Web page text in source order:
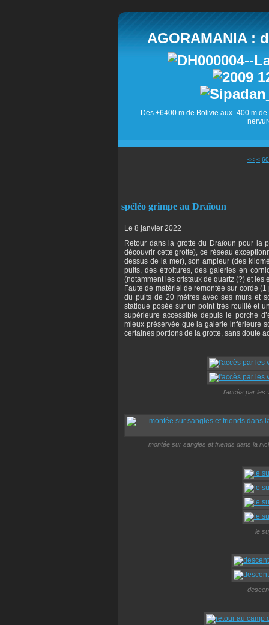
AGORAMANIA :
Des +6400 m de Bolivie aux -400 m
<< < 10
20
30
40
50
60
spéléo grimpe au Draïoun
Le 8 janvier 2022
Retour dans la grotte du Draïoun pour la
découvrir cette grotte), ce réseau
dessus de la mer), son ampleur (des
puits, des étroitures, des galeries en
(notamment les cristaux de quartz (?) et
Faute de matériel de remontée sur corde
du puits de 20 mètres avec ses murs et
statique posée sur un point très rouillé et
supérieure accessible depuis le porche
mieux préservée que la galerie inférieure
certaines portions de la grotte, sans doute
l'accès par les
montée sur sangles et friends dans la
le